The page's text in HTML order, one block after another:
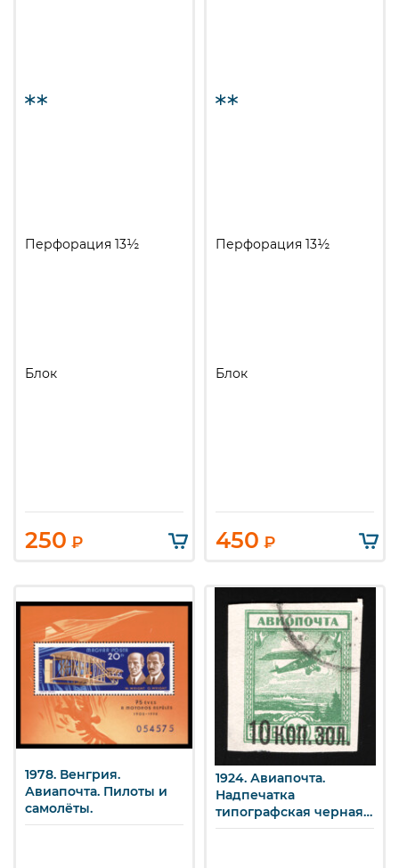
Перфорация 13½
Блок
250 ₽
Перфорация 13½
Блок
450 ₽
1978. Венгрия.
Авиапочта. Пилоты и
самолёты.
1924. Авиапочта.
Надпечатка
типографская черная
нового номинала на